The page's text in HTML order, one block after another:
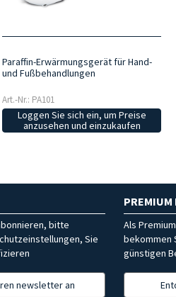
Paraffin-Erwärmungsgerät für Hand-
und Fußbehandlungen
Art.-Nr.: PA101
Loggen Sie sich ein, um Preise
anzusehen und einzukaufen
bitte
Sie
newsletter an
PREMIUM
Als
bekommen
günstigen